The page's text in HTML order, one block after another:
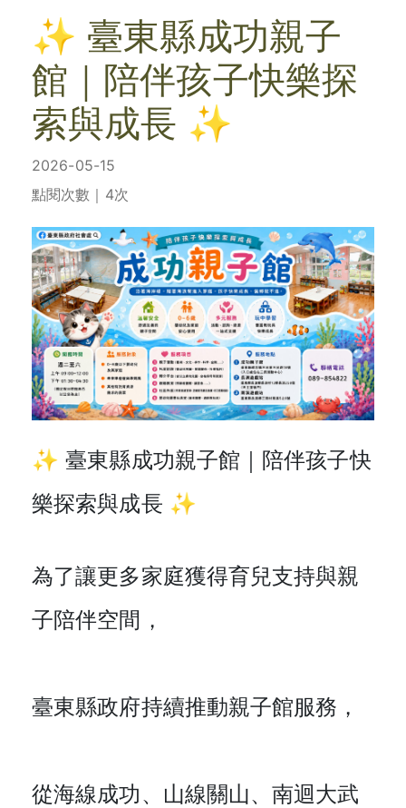
✨ 臺東縣成功親子
館｜陪伴孩子快樂探
索與成長 ✨
2026-05-15
點閱次數｜4次
✨ 臺東縣成功親子館｜陪伴孩子快
樂探索與成長 ✨
為了讓更多家庭獲得育兒支持與親
子陪伴空間，
臺東縣政府持續推動親子館服務，
從海線成功、山線關山、南迴大武